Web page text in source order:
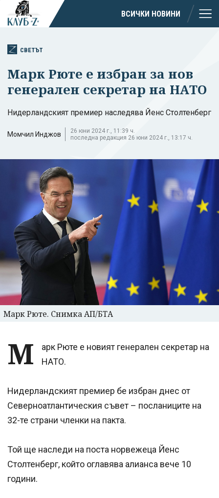
ВСИЧКИ НОВИНИ
СВЕТЪТ
Марк Рюте е избран за нов
генерален секретар на НАТО
Нидерландският премиер наследява Йенс Столтенберг
Момчил Инджов
26 юни 2024 г., 11:39 ч.
последна редакция 26 юни 2024 г., 13:17 ч.
Марк Рюте. Снимка АП/БТА
М
арк Рюте е новият генерален секретар на
НАТО.
Нидерландският премиер бе избран днес от
Северноатлантическия съвет – посланиците на
32-те страни членки на пакта.
Той ще наследи на поста норвежеца Йенс
Столтенберг, който оглавява алианса вече 10
години.